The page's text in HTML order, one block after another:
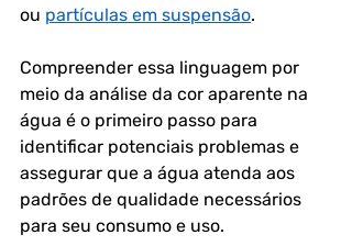
ou partículas em suspensão.
Compreender essa linguagem por
meio da análise da cor aparente na
água é o primeiro passo para
identificar potenciais problemas e
assegurar que a água atenda aos
padrões de qualidade necessários
para seu consumo e uso.